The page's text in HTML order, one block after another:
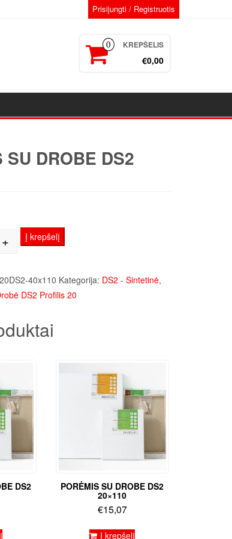
Prisijungti / Registruotis
0 KREPŠELIS
€0,00
SU DROBE DS2
kiekis: Porėmis su drobe DS2 40x110
+ Į krepšelį
40x110 Kategorija: DS2 - Sintetinė,
DS2 Profilis 20
DS2 PORĖMIS SU DROBE DS2
20×110
€15,07
Į krepšelį